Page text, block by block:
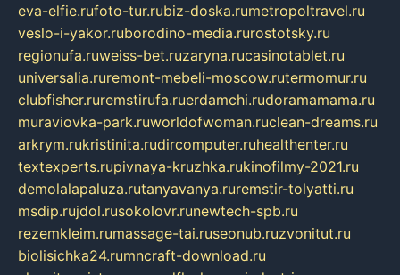
eva-elfie.rufoto-tur.rubiz-doska.rumetropoltravel.ru
veslo-i-yakor.ruborodino-media.rurostotsky.ru
regionufa.ruweiss-bet.ruzaryna.rucasinotablet.ru
universalia.ruremont-mebeli-moscow.rutermomur.ru
clubfisher.ruremstirufa.ruerdamchi.rudoramamama.ru
muraviovka-park.ruworldofwoman.ruclean-dreams.ru
arkrym.rukristinita.rudircomputer.ruhealthenter.ru
textexperts.rupivnaya-kruzhka.rukinofilmy-2021.ru
demolalapaluza.rutanyavanya.ruremstir-tolyatti.ru
msdip.rujdol.rusokolovr.runewtech-spb.ru
rezemkleim.rumassage-tai.ruseonub.ruzvonitut.ru
biolisichka24.rumncraft-download.ru